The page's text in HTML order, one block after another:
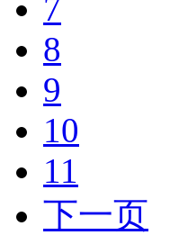
7
8
9
10
11
下一页